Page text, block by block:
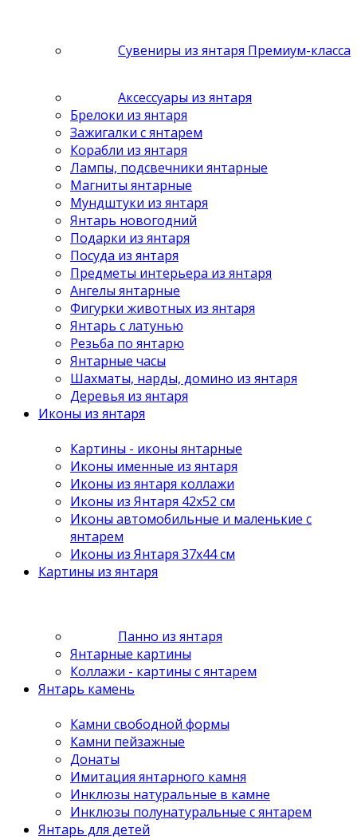
Сувениры из янтаря Премиум-класса
Аксессуары из янтаря
Брелоки из янтаря
Зажигалки с янтарем
Корабли из янтаря
Лампы, подсвечники янтарные
Магниты янтарные
Мундштуки из янтаря
Янтарь новогодний
Подарки из янтаря
Посуда из янтаря
Предметы интерьера из янтаря
Ангелы янтарные
Фигурки животных из янтаря
Янтарь с латунью
Резьба по янтарю
Янтарные часы
Шахматы, нарды, домино из янтаря
Деревья из янтаря
Иконы из янтаря
Картины - иконы янтарные
Иконы именные из янтаря
Иконы из янтаря коллажи
Иконы из Янтаря 42х52 см
Иконы автомобильные и маленькие с
янтарем
Иконы из Янтаря 37х44 см
Картины из янтаря
Панно из янтаря
Янтарные картины
Коллажи - картины с янтарем
Янтарь камень
Камни свободной формы
Камни пейзажные
Донаты
Имитация янтарного камня
Инклюзы натуральные в камне
Инклюзы полунатуральные с янтарем
Янтарь для детей